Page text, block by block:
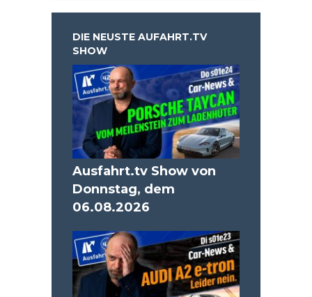
DIE NEUSTE AUFAHRT.TV
SHOW
Ausfahrt.tv Show von
Donnstag, dem
06.08.2026